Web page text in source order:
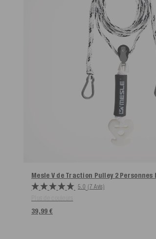
Mesle V de Traction Pulley 2 Personnes
5.0 (7 Avis)
39,99 €